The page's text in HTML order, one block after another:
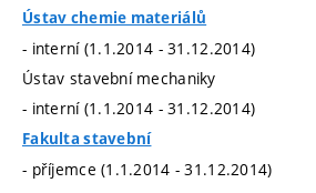
Ústav chemie materiálů
- interní (1.1.2014 - 31.12.2014)
Ústav stavební mechaniky
- interní (1.1.2014 - 31.12.2014)
Fakulta stavební
- příjemce (1.1.2014 - 31.12.2014)